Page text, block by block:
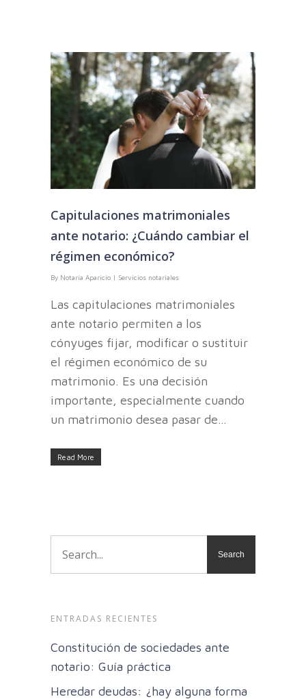
Capitulaciones matrimoniales
ante notario: ¿Cuándo cambiar el
régimen económico?
By Notaría Aparicio | Servicios notariales
Las capitulaciones matrimoniales
ante notario permiten a los
cónyuges fijar, modificar o sustituir
el régimen económico de su
matrimonio. Es una decisión
importante, especialmente cuando
un matrimonio desea pasar de…
Read More
ENTRADAS RECIENTES
Constitución de sociedades ante
notario: Guía práctica
Heredar deudas: ¿hay alguna forma